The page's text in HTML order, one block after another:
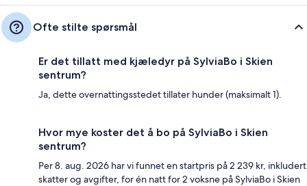
Ofte stilte spørsmål
Er det tillatt med kjæledyr på SylviaBo i Skien
sentrum?
Ja, dette overnattingsstedet tillater hunder (maksimalt 1).
Hvor mye koster det å bo på SylviaBo i Skien
sentrum?
Per 8. aug. 2026 har vi funnet en startpris på 2 239 kr, inkludert
skatter og avgifter, for én natt for 2 voksne på SylviaBo i Skien